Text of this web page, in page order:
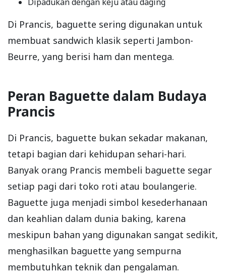
Dipadukan dengan keju atau daging
Di Prancis, baguette sering digunakan untuk
membuat sandwich klasik seperti Jambon-
Beurre, yang berisi ham dan mentega.
Peran Baguette dalam Budaya
Prancis
Di Prancis, baguette bukan sekadar makanan,
tetapi bagian dari kehidupan sehari-hari.
Banyak orang Prancis membeli baguette segar
setiap pagi dari toko roti atau boulangerie.
Baguette juga menjadi simbol kesederhanaan
dan keahlian dalam dunia baking, karena
meskipun bahan yang digunakan sangat sedikit,
menghasilkan baguette yang sempurna
membutuhkan teknik dan pengalaman.